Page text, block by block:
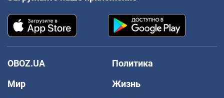
OBOZ.UA
Политика
Мир
Жизнь